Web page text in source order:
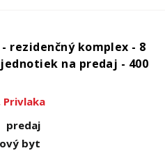
- rezidenčný komplex - 8
na predaj - 400
Privlaka
predaj
byt